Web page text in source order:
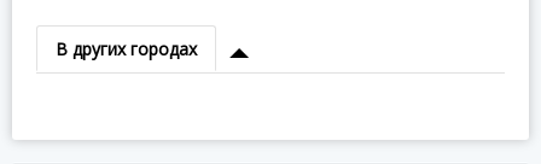
В других городах